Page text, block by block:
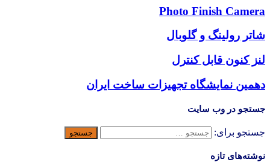
Photo Finish Camera
شاتر رولینگ و گلوبال
لنز کنون قابل کنترل
دهمین نمایشگاه تجهیزات ساخت ایران
جستجو در وب سایت
جستجو برای:
نوشته‌های تازه